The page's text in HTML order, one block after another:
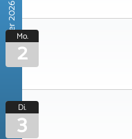
November 2026Mo.
2
Di.
3